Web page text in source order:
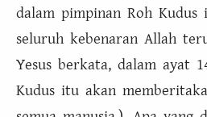
dalam pimpinan Roh Kudus
seluruh kebenaran Allah
Yesus berkata, dalam ayat
Kudus itu akan